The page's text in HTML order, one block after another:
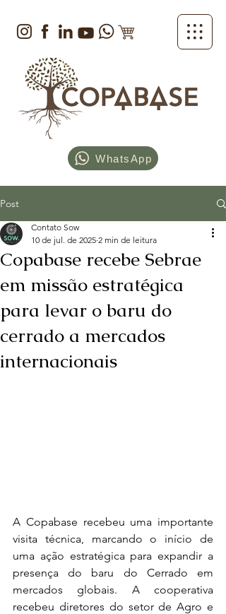
WhatsApp
Post
Copabase recebe Sebrae
em missão estratégica
para levar o baru do
cerrado a mercados
internacionais
Contato Sow
10 de jul. de 2025 2 min de leitura
A Copabase recebeu uma importante
visita técnica, marcando o início de
uma ação estratégica para expandir a
presença do baru do Cerrado em
mercados globais. A cooperativa
recebeu diretores do setor de Agro e